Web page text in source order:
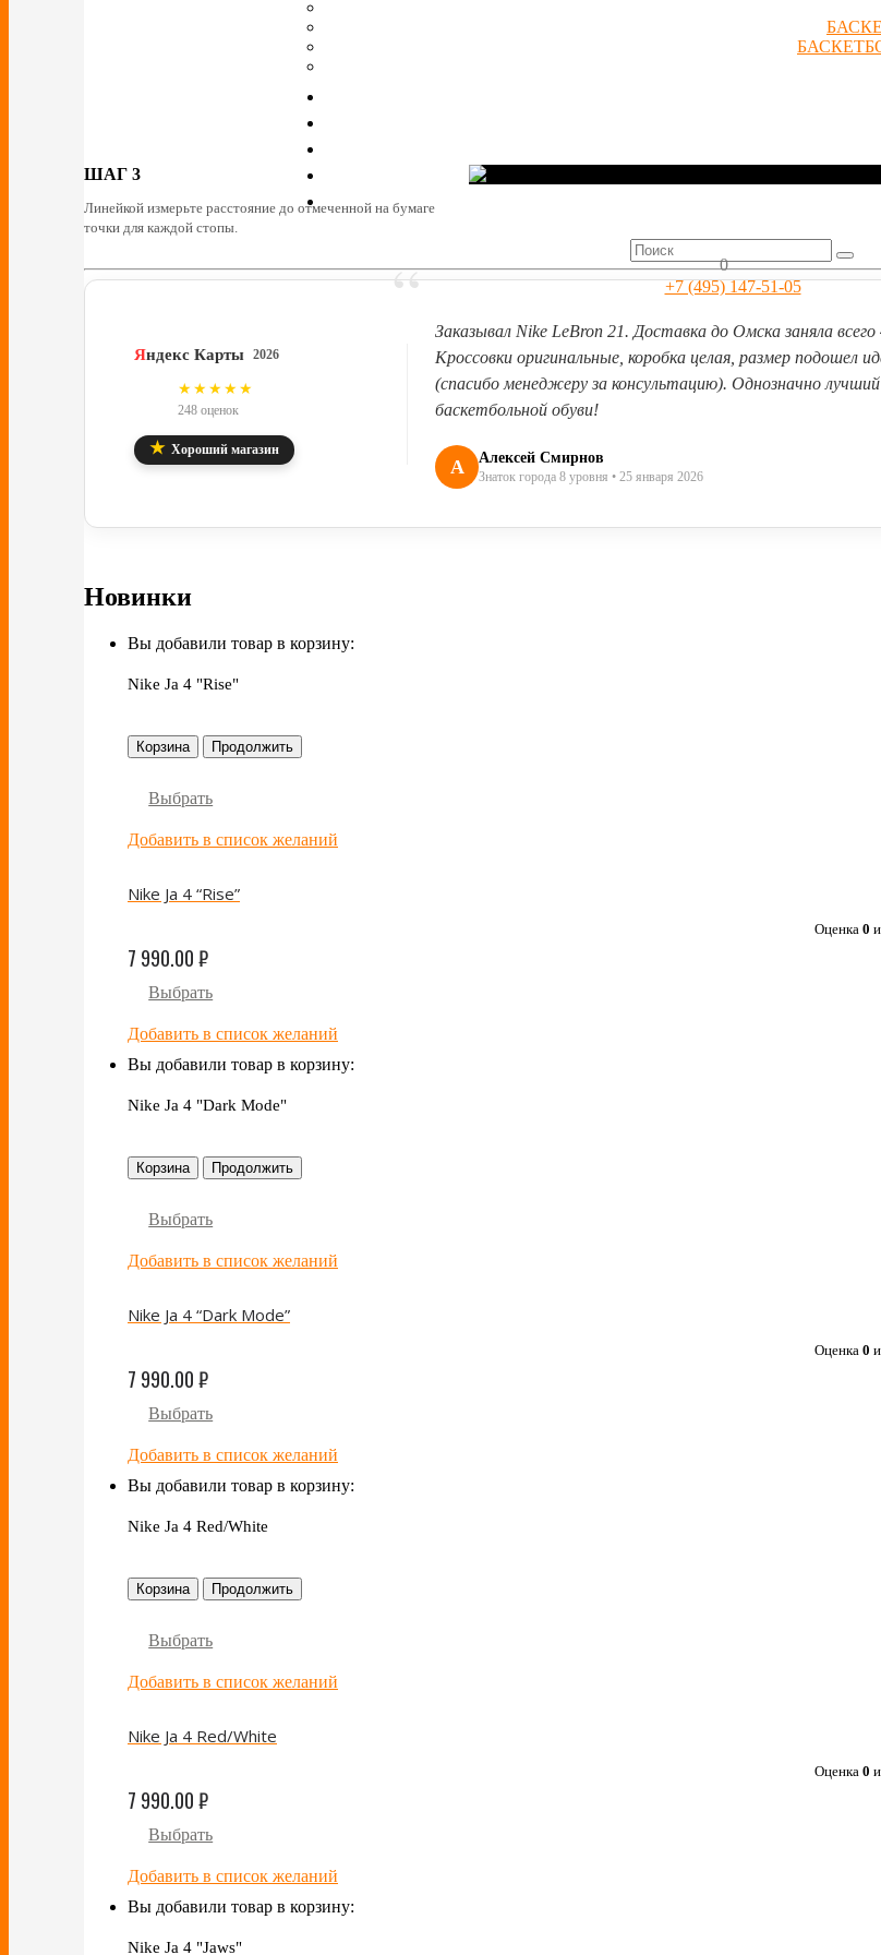
0
+7 (495) 147-51-05
ШАГ 3
Линейкой измерьте расстояние до отмеченной на бумаге
точки для каждой стопы.
Яндекс Карты 2026
★★★★★
248 оценок
★ Хороший магазин
“
Заказывал Nike LeBron 21. Доставка до Омска заняла всего
Кроссовки оригинальные, коробка целая, размер подошел
(спасибо менеджеру за консультацию). Однозначно
баскетбольной обуви!
А Алексей Смирнов
Знаток города 8 уровня • 25 января 2026
Новинки
Вы добавили товар в корзину:
Nike Ja 4 "Rise"
Корзина Продолжить
Выбрать
Добавить в список желаний
Nike Ja 4 “Rise”
Оценка 0
7 990.00₽
Выбрать
Добавить в список желаний
Вы добавили товар в корзину:
Nike Ja 4 "Dark Mode"
Корзина Продолжить
Выбрать
Добавить в список желаний
Nike Ja 4 “Dark Mode”
Оценка 0
7 990.00₽
Выбрать
Добавить в список желаний
Вы добавили товар в корзину:
Nike Ja 4 Red/White
Корзина Продолжить
Выбрать
Добавить в список желаний
Nike Ja 4 Red/White
Оценка 0
7 990.00₽
Выбрать
Добавить в список желаний
Вы добавили товар в корзину:
Nike Ja 4 "Jaws"